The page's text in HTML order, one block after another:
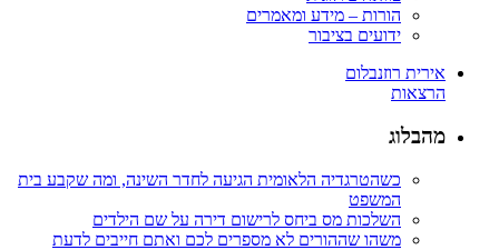
הורות – מידע ומאמרים
ידועים בציבור
אירית רוזנבלום
הרצאות
מהבלוג
כשהטרגדיה הלאומית הגיעה לחדר השינה, ומה שקבע בית
המשפט
השלכות מס ביחס לרישום דירה על שם הילדים
משהו שההורים לא מספרים לכם ואתם חייבים לדעת